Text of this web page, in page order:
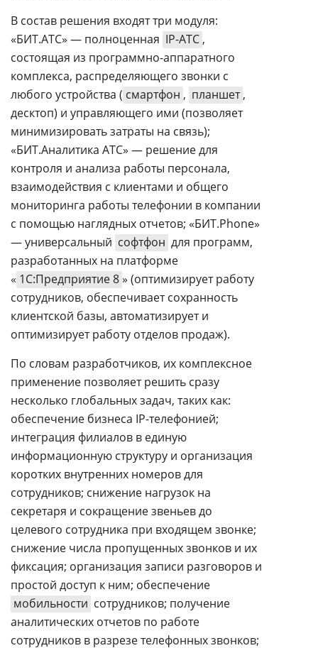
В состав решения входят три модуля:
«БИТ.АТС» — полноценная IP-АТС ,
состоящая из программно-аппаратного
комплекса, распределяющего звонки с
любого устройства ( смартфон , планшет ,
десктоп) и управляющего ими (позволяет
минимизировать затраты на связь);
«БИТ.Аналитика АТС» — решение для
контроля и анализа работы персонала,
взаимодействия с клиентами и общего
мониторинга работы телефонии в компании
с помощью наглядных отчетов; «БИТ.Phone»
— универсальный софтфон для программ,
разработанных на платформе
« 1С:Предприятие 8» (оптимизирует работу
сотрудников, обеспечивает сохранность
клиентской базы, автоматизирует и
оптимизирует работу отделов продаж).
По словам разработчиков, их комплексное
применение позволяет решить сразу
несколько глобальных задач, таких как:
обеспечение бизнеса IP-телефонией;
интеграция филиалов в единую
информационную структуру и организация
коротких внутренних номеров для
сотрудников; снижение нагрузок на
секретаря и сокращение звеньев до
целевого сотрудника при входящем звонке;
снижение числа пропущенных звонков и их
фиксация; организация записи разговоров и
простой доступ к ним; обеспечение
мобильности сотрудников; получение
аналитических отчетов по работе
сотрудников в разрезе телефонных звонков;